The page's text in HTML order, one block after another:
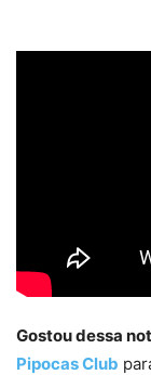
Gostou dessa
Pipocas Club